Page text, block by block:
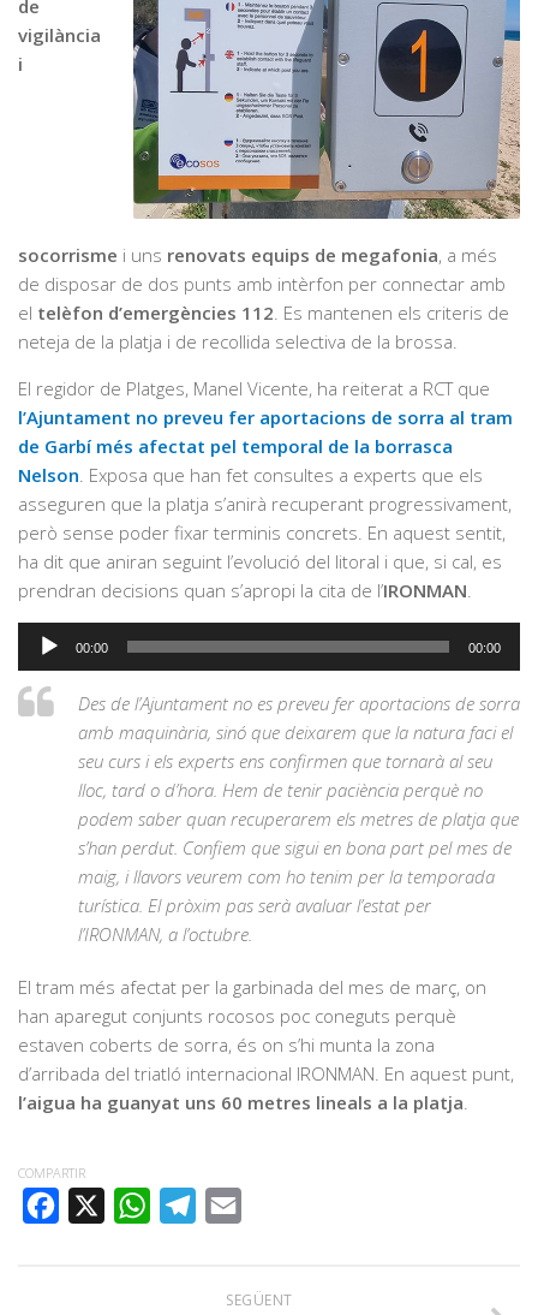
de
vigilància
i
socorrisme i uns renovats equips de megafonia, a més
de disposar de dos punts amb intèrfon per connectar amb
el telèfon d’emergències 112 . Es mantenen els criteris de
neteja de la platja i de recollida selectiva de la brossa.
El regidor de Platges, Manel Vicente, ha reiterat a RCT que
l’Ajuntament no preveu fer aportacions de sorra al tram
de Garbí més afectat pel temporal de la borrasca
Nelson . Exposa que han fet consultes a experts que els
asseguren que la platja s’anirà recuperant progressivament,
però sense poder fixar terminis concrets. En aquest sentit,
ha dit que aniran seguint l’evolució del litoral i que, si cal, es
prendran decisions quan s’apropi la cita de l’IRONMAN
Reproductor
00:00 00:00
Des de l’Ajuntament no es preveu fer aportacions de sorra
amb maquinària, sinó que deixarem que la natura faci el
seu curs i els experts ens confirmen que tornarà al seu
lloc, tard o d’hora. Hem de tenir paciència perquè no
podem saber quan recuperarem els metres de platja que
s’han perdut. Confiem que sigui en bona part pel mes de
maig, i llavors veurem com ho tenim per la temporada
turística. El pròxim pas serà avaluar l’estat per
l’IRONMAN, a l’octubre.
El tram més afectat per la garbinada del mes de març, on
han aparegut conjunts rocosos poc coneguts perquè
estaven coberts de sorra, és on s’hi munta la zona
d’arribada del triatló internacional IRONMAN. En aquest punt,
l’aigua ha guanyat uns 60 metres lineals a la platja
COMPARTIR
FACEBOOK
WHATSAPPTELEGRAM
SEGÜENT